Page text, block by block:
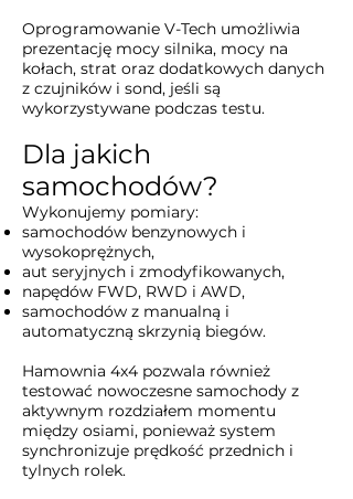
Oprogramowanie V-Tech umożliwia
prezentację mocy silnika, mocy na
kołach, strat oraz dodatkowych danych
z czujników i sond, jeśli są
wykorzystywane podczas testu.
Dla jakich
samochodów?
Wykonujemy pomiary:
samochodów benzynowych i
wysokoprężnych,
aut seryjnych i zmodyfikowanych,
napędów FWD, RWD i AWD,
samochodów z manualną i
automatyczną skrzynią biegów.
Hamownia 4x4 pozwala również
testować nowoczesne samochody z
aktywnym rozdziałem momentu
między osiami, ponieważ system
synchronizuje prędkość przednich i
tylnych rolek.